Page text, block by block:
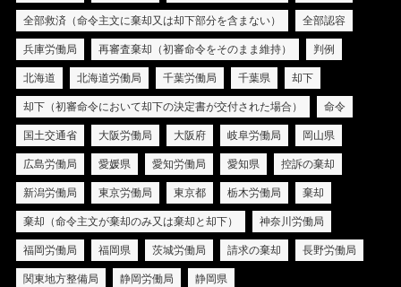
全部救済（命令主文に棄却又は却下部分を含まない） 全部認容
兵庫労働局 再審査棄却（初審命令をそのまま維持） 判例
北海道 北海道労働局 千葉労働局 千葉県 却下
却下（初審命令において却下の決定書が交付された場合） 命令
国土交通省 大阪労働局 大阪府 岐阜労働局 岡山県
広島労働局 愛媛県 愛知労働局 愛知県 控訴の棄却
新潟労働局 東京労働局 東京都 栃木労働局 棄却
棄却（命令主文が棄却のみ又は棄却と却下） 神奈川労働局
福岡労働局 福岡県 茨城労働局 請求の棄却 長野労働局
関東地方整備局 静岡労働局 静岡県